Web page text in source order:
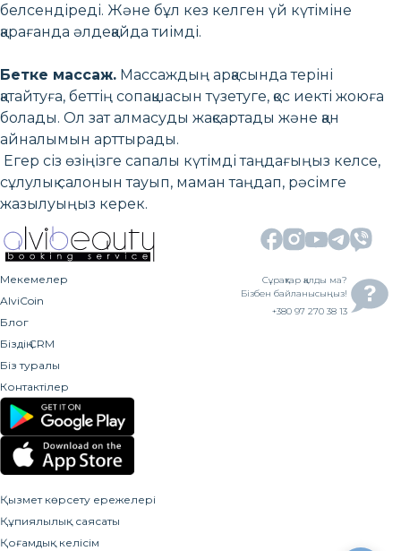
белсендіреді. Және бұл кез келген үй күтіміне
қарағанда әлдеқайда тиімді.
Бетке массаж. Массаждың арқасында теріні
қатайтуға, беттің сопақшасын түзетуге, қос иекті жоюға
болады. Ол зат алмасуды жақсартады және қан
айналымын арттырады.
Егер сіз өзіңізге сапалы күтімді таңдағыңыз келсе,
сұлулық салонын тауып, маман таңдап, рәсімге
жазылуыңыз керек.
Мекемелер
AlviCoin
Блог
Біздің CRM
Біз туралы
Контактілер
Сұрақтар қалды ма?
Бізбен байланысыңыз!
+380 97 270 38 13
Қызмет көрсету ережелері
Құпиялылық саясаты
Қоғамдық келісім